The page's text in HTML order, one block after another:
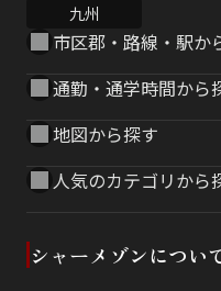
九州
市区郡・路線・駅か
通勤・通学時間から
地図から探す
人気のカテゴリから
シャーメゾンについ